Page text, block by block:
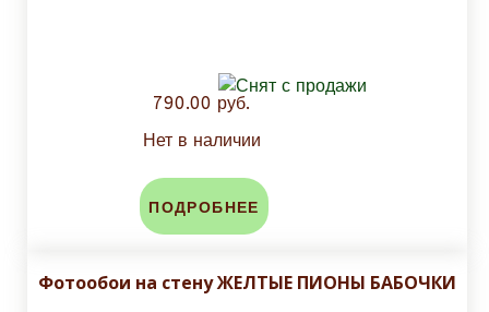
790.00 руб.
Нет в наличии
ПОДРОБНЕЕ
Фотообои на стену ЖЕЛТЫЕ ПИОНЫ БАБОЧКИ